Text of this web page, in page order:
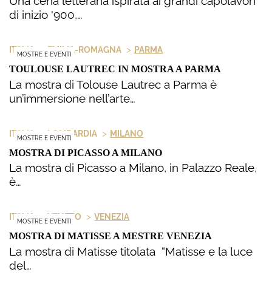
di inizio '900,…
MOSTRE E EVENTI
ITALIA > EMILIA-ROMAGNA > PARMA
TOULOUSE LAUTREC IN MOSTRA A PARMA
La mostra di Tolouse Lautrec a Parma è
un’immersione nell’arte…
MOSTRE E EVENTI
ITALIA > LOMBARDIA > MILANO
MOSTRA DI PICASSO A MILANO
La mostra di Picasso a Milano, in Palazzo Reale,
è…
MOSTRE E EVENTI
ITALIA > VENETO > VENEZIA
MOSTRA DI MATISSE A MESTRE VENEZIA
La mostra di Matisse titolata “Matisse e la luce
del…